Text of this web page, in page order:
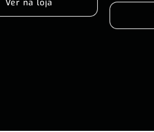
Ver na loja